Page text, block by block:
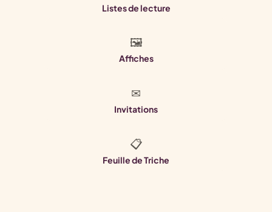
Listes de lecture
🖼
Affiches
✉
Invitations
📋
Feuille de Triche